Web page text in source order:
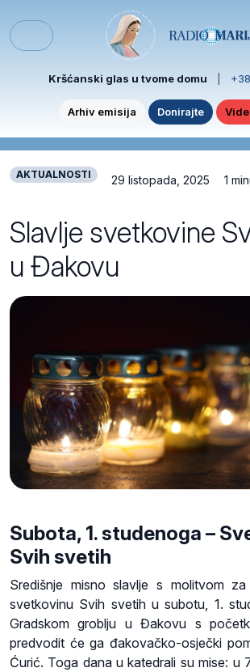
Menu
Kršćanski glas u tvome domu
Arhiv emisija Donirajte
AKTUALNOSTI 29 listopada, 2025 1
Slavlje svetkovine
u Đakovu
Subota, 1. studenoga –
Svih svetih
Središnje misno slavlje s molitvom
svetkovinu Svih svetih u subotu, 1.
Gradskom groblju u Đakovu s
predvodit će ga đakovačko-osječki
Ćurić. Toga dana u katedrali su mise: u